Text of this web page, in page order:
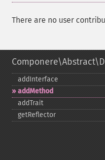
There are no user
addInterface
addMethod
addTrait
getReflector